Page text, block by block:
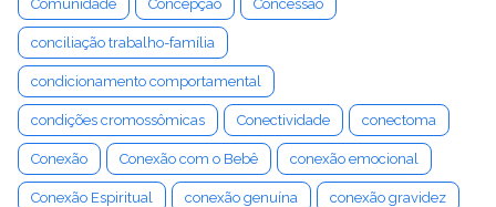
Comunidade Concepção Concessão
conciliação trabalho-família
condicionamento comportamental
condições cromossômicas Conectividade conectoma
Conexão Conexão com o Bebê conexão emocional
Conexão Espiritual conexão genuína conexão gravidez